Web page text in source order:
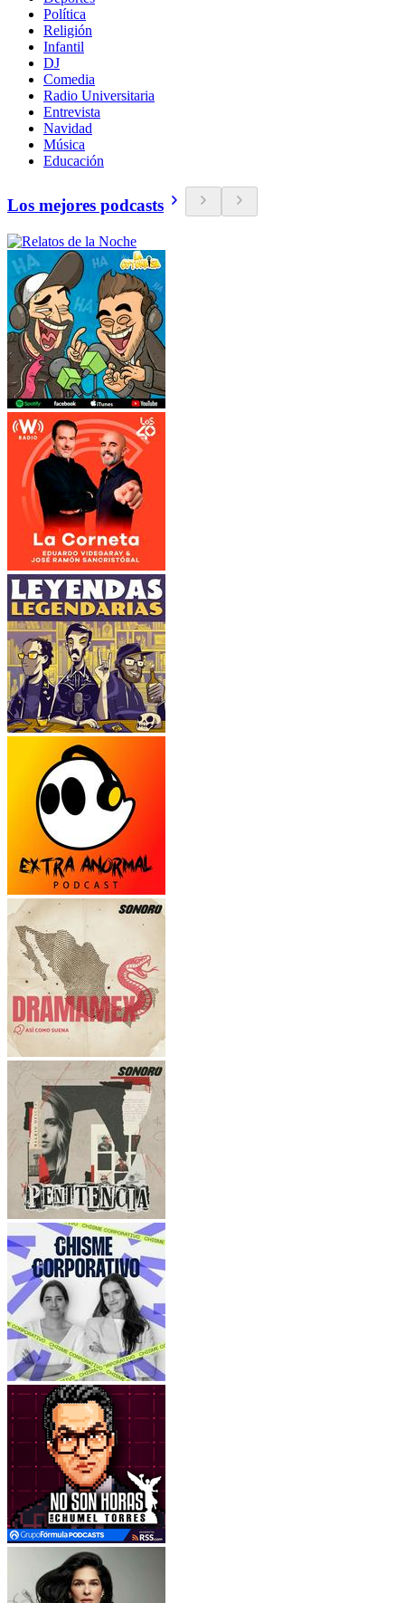
Política
Religión
Infantil
DJ
Comedia
Radio Universitaria
Entrevista
Navidad
Música
Educación
Los mejores podcasts